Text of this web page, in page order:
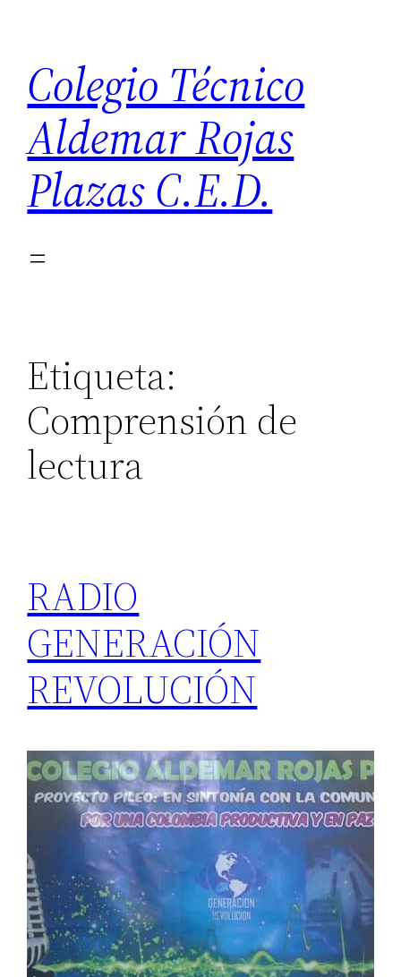
contenido
Colegio Técnico
Aldemar Rojas
Plazas C.E.D.
Etiqueta:
Comprensión de
lectura
RADIO
GENERACIÓN
REVOLUCIÓN